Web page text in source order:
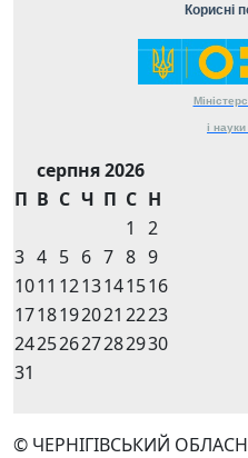
Корисні
і науки
серпня 2026
П В С Ч П С Н
1
2
3 4 5 6 7 8 9
1011 1213141516
1718192021 2223
24252627282930
31
© ЧЕРНІГІВСЬКИЙ